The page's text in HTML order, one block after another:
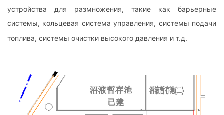
устройства для размножения, такие как барьерные
системы, кольцевая система управления, системы подачи
топлива, системы очистки высокого давления и т.д.